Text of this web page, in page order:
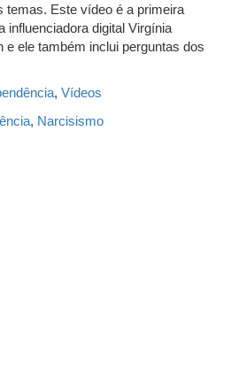
temas. Este vídeo é a primeira
influenciadora digital Virgínia
ele também inclui perguntas dos
, Vídeos
, Narcisismo